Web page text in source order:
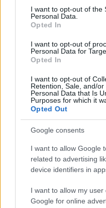
consent section.
I want to opt-out of the
Personal Data.
Opted In
I want to opt-out of
Personal Data for
Opted In
I want to opt-out of
Retention, Sale, and/
Personal Data that Is
Purposes for which it
Opted Out
Google consents
I want to allow Google
related to advertising
device identifiers in
I want to allow my
Google for online
„M.K.L. meg
hogy ha a
bejutniuk a
fizikailag
az életét is
Ezt a cikket
előtt készítette és
oldalon.
„Zsidó
izraeli